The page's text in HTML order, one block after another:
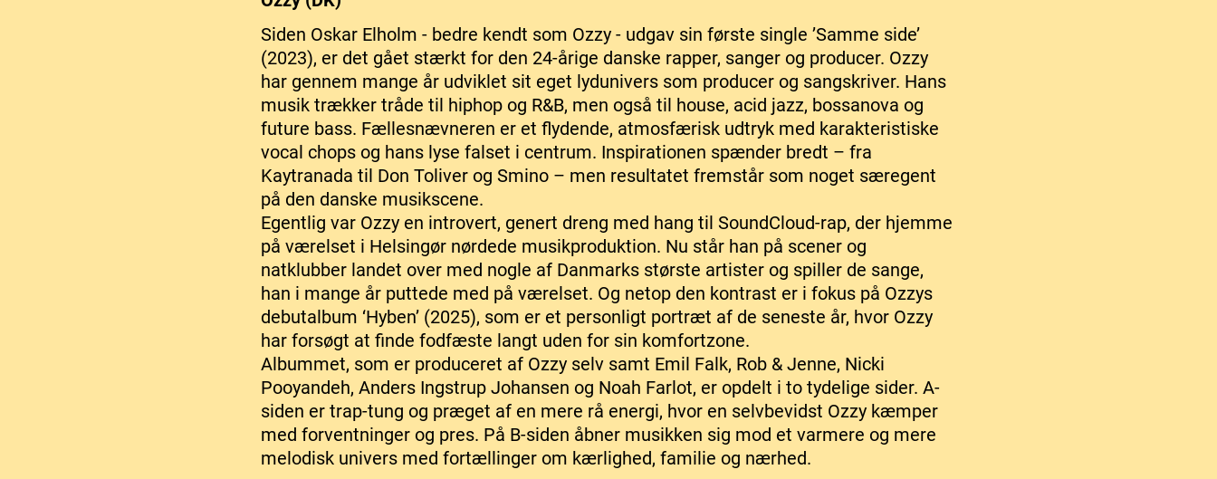
Siden Oskar Elholm - bedre kendt som Ozzy - udgav sin første single ’Samme side’
(2023), er det gået stærkt for den 24-årige danske rapper, sanger og producer. Ozzy
har gennem mange år udviklet sit eget lydunivers som producer og sangskriver. Hans
musik trækker tråde til hiphop og R&B, men også til house, acid jazz, bossanova og
future bass. Fællesnævneren er et flydende, atmosfærisk udtryk med karakteristiske
vocal chops og hans lyse falset i centrum. Inspirationen spænder bredt – fra
Kaytranada til Don Toliver og Smino – men resultatet fremstår som noget særegent
på den danske musikscene.
Egentlig var Ozzy en introvert, genert dreng med hang til SoundCloud-rap, der hjemme
på værelset i Helsingør nørdede musikproduktion. Nu står han på scener og
natklubber landet over med nogle af Danmarks største artister og spiller de sange,
han i mange år puttede med på værelset. Og netop den kontrast er i fokus på Ozzys
debutalbum ‘Hyben’ (2025), som er et personligt portræt af de seneste år, hvor Ozzy
har forsøgt at finde fodfæste langt uden for sin komfortzone.
Albummet, som er produceret af Ozzy selv samt Emil Falk, Rob & Jenne, Nicki
Pooyandeh, Anders Ingstrup Johansen og Noah Farlot, er opdelt i to tydelige sider. A-
siden er trap-tung og præget af en mere rå energi, hvor en selvbevidst Ozzy kæmper
med forventninger og pres. På B-siden åbner musikken sig mod et varmere og mere
melodisk univers med fortællinger om kærlighed, familie og nærhed.